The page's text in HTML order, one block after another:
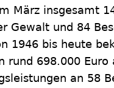
März insgesamt
Gewalt und 84
1946 bis heute
rund 698.000 Euro
an 58